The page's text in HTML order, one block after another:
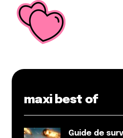
maxi best of
Guide de